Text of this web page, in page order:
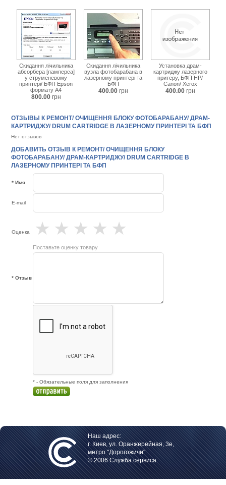
Скидання лічильника
абсорбера [памперса]
у струменевому
принтері/ БФП Epson
формату А4
800.00 грн
Скидання лічильника
вузла фотобарабана в
лазерному принтері та
БФП
400.00 грн
Установка драм-
картриджу лазерного
притеру, БФП HP/
Canon/ Xerox
400.00 грн
ОТЗЫВЫ К РЕМОНТ/ ОЧИЩЕННЯ БЛОКУ ФОТОБАРАБАНУ/ ДРАМ-
КАРТРИДЖУ/ DRUM CARTRIDGE В ЛАЗЕРНОМУ ПРИНТЕРІ ТА БФП
Нет отзывов
ДОБАВИТЬ ОТЗЫВ К РЕМОНТ/ ОЧИЩЕННЯ БЛОКУ
ФОТОБАРАБАНУ/ ДРАМ-КАРТРИДЖУ/ DRUM CARTRIDGE В
ЛАЗЕРНОМУ ПРИНТЕРІ ТА БФП
* Имя
E-mail
Оценка ★
★
★
★
★
Поставьте оценку товару
* Отзыв
* - Обязательные поля для заполнения
Наш адрес:
г. Киев, ул. Оранжерейная, 3е,
метро "Дорогожичи"
© 2006 Служба сервиса.